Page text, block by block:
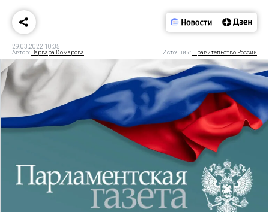
29.03.2022 10:35
Автор: Варвара Комарова Источник: Правительство России